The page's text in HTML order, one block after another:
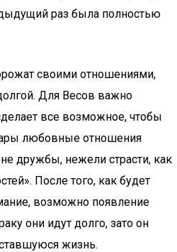
раз была полностью
своими отношениями,
Для Весов важно
все возможное, чтобы
любовные отношения
дружбы, нежели страсти, как
После того, как будет
возможно появление
они идут долго, зато он
жизнь.